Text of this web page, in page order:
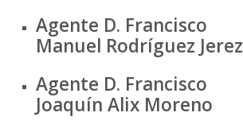
Agente D. Francisco
Manuel Rodríguez Jerez
Agente D. Francisco
Joaquín Alix Moreno